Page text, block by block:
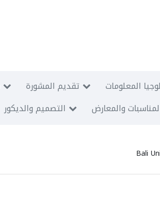
تقديم المشورة
المعلومات
التصميم والديكور والمعارض
Bali